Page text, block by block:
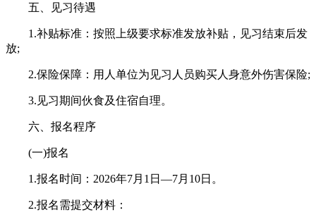
五、见习待遇
1.补贴标准：按照上级要求标准发放补贴，见习结束后发
放;
2.保险保障：用人单位为见习人员购买人身意外伤害保险;
3.见习期间伙食及住宿自理。
六、报名程序
(一)报名
1.报名时间：2026年7月1日—7月10日。
2.报名需提交材料：